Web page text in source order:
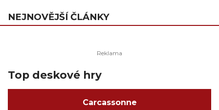
NEJNOVĚJŠÍ ČLÁNKY
Top deskové hry
Carcassonne